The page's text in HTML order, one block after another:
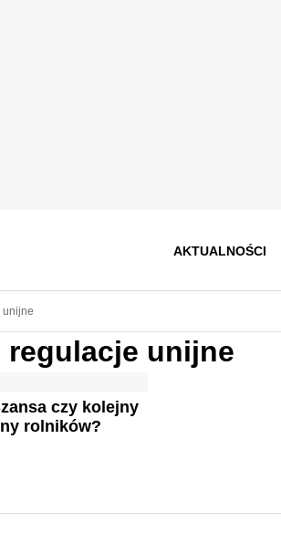
AKTUALNOŚCI
unijne
regulacje unijne
czy kolejny
rolników?